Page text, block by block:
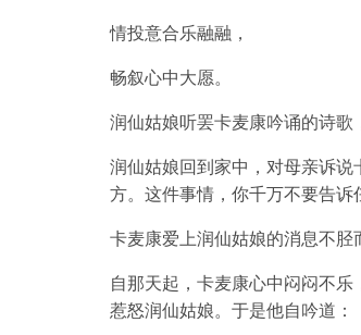
情投意合乐融融，
畅叙心中大愿。
润仙姑娘听罢卡麦康吟诵的诗歌
润仙姑娘回到家中，对母亲诉
方。这件事情，你千万不要告
卡麦康爱上润仙姑娘的消息不胫
自那天起，卡麦康心中闷闷不
惹怒润仙姑娘。于是他自吟道：